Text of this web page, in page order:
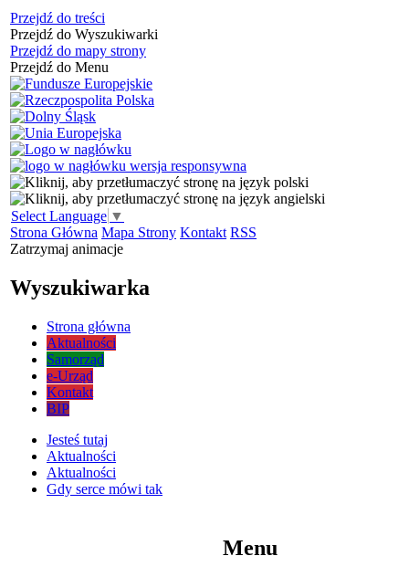
Przejdź do treści
Przejdź do Wyszukiwarki
Przejdź do mapy strony
Przejdź do Menu
Select Language ▼
Strona Główna Mapa Strony Kontakt RSS
Zatrzymaj animacje
Wyszukiwarka
Strona główna
Aktualności
Samorząd
e-Urząd
Kontakt
BIP
Jesteś tutaj
Aktualności
Aktualności
Gdy serce mówi tak
Menu